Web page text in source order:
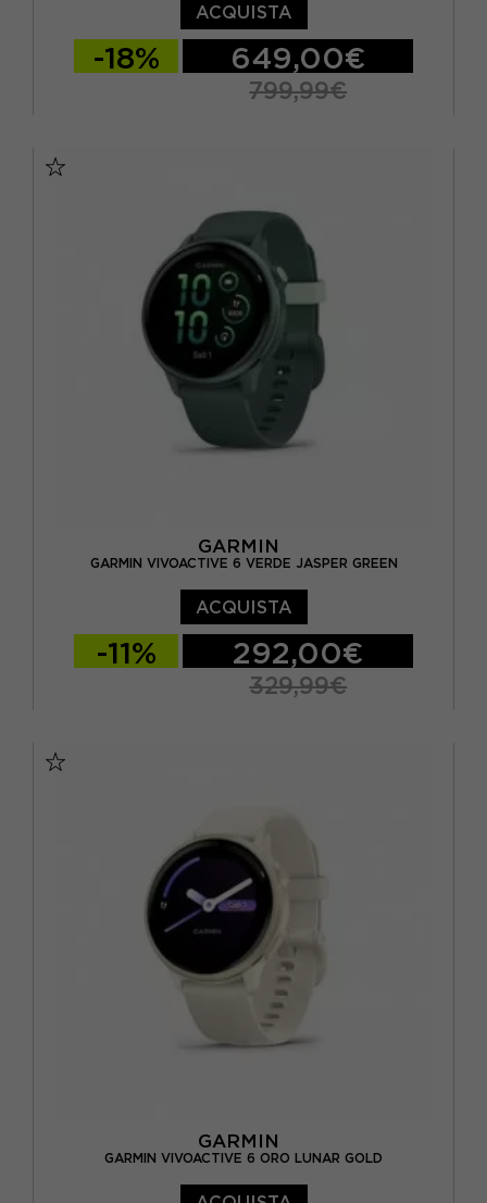
ACQUISTA
-18% 649,00€
799,99€
GARMIN
GARMIN VIVOACTIVE 6 VERDE JASPER GREEN
ACQUISTA
-11% 292,00€
329,99€
GARMIN
GARMIN VIVOACTIVE 6 ORO LUNAR GOLD